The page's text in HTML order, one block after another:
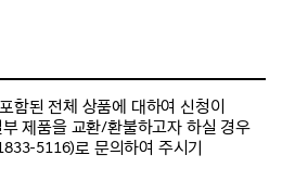
함된 전체 상품에 대하여 신청이
제품을 교환/환불하고자 하실 경우
5116)로 문의하여 주시기